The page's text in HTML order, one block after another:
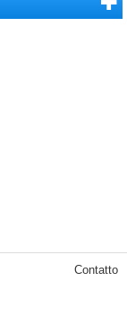
Contatto